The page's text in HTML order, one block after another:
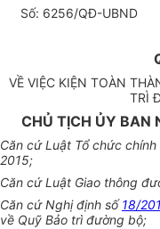
Số: 6256/QĐ-UBND
VỀ VIỆC KIỆN TOÀN
TRÌ
CHỦ TỊCH ỦY BAN
Căn cứ Luật Tổ chức
2015;
Căn cứ Luật Giao thông
Căn cứ Nghị định số18/
về Quỹ Bảo trì đường bộ;